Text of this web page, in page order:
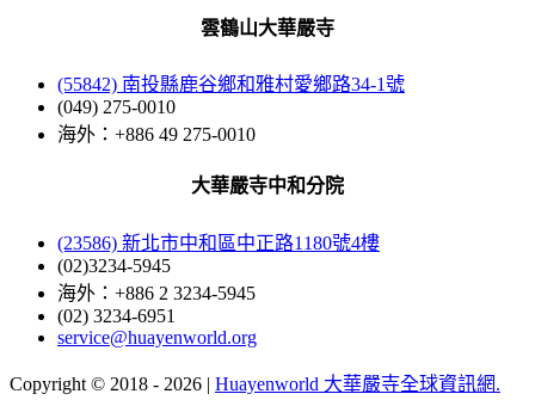
雲鶴山大華嚴寺
(55842) 南投縣鹿谷鄉和雅村愛鄉路34-1號
(049) 275-0010
海外：+886 49 275-0010
大華嚴寺中和分院
(23586) 新北市中和區中正路1180號4樓
(02)3234-5945
海外：+886 2 3234-5945
(02) 3234-6951
service@huayenworld.org
Copyright © 2018 - 2026 | Huayenworld 大華嚴寺全球資訊網.